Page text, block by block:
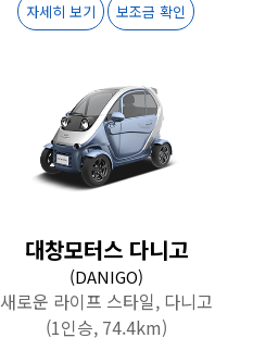
자세히 보기 보조금 확인
대창모터스 다니고
(DANIGO)
새로운 라이프 스타일, 다니고
(1인승, 74.4km)